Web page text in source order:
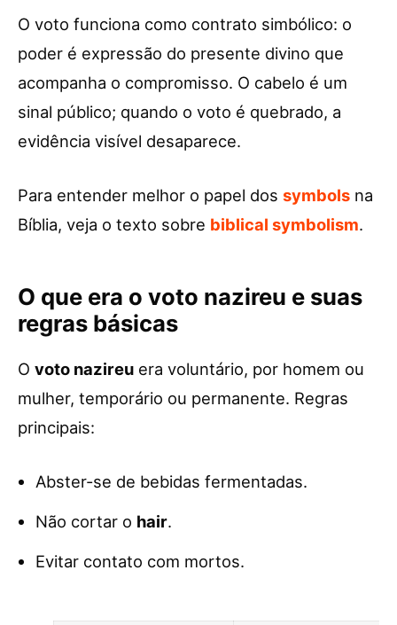
O voto funciona como contrato simbólico: o
poder é expressão do presente divino que
acompanha o compromisso. O cabelo é um
sinal público; quando o voto é quebrado, a
evidência visível desaparece.
Para entender melhor o papel dos symbols na
Bíblia, veja o texto sobre biblical symbolism.
O que era o voto nazireu e suas
regras básicas
O voto nazireu era voluntário, por homem ou
mulher, temporário ou permanente. Regras
principais:
Abster-se de bebidas fermentadas.
Não cortar o hair.
Evitar contato com mortos.